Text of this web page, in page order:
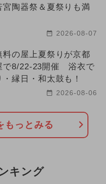
宮陶器祭＆夏祭りも満
2026-08-07
料の屋上夏祭りが京都
で8/22-23開催 浴衣で
縁日・和太鼓も！
2026-08-06
もっとみる
キング